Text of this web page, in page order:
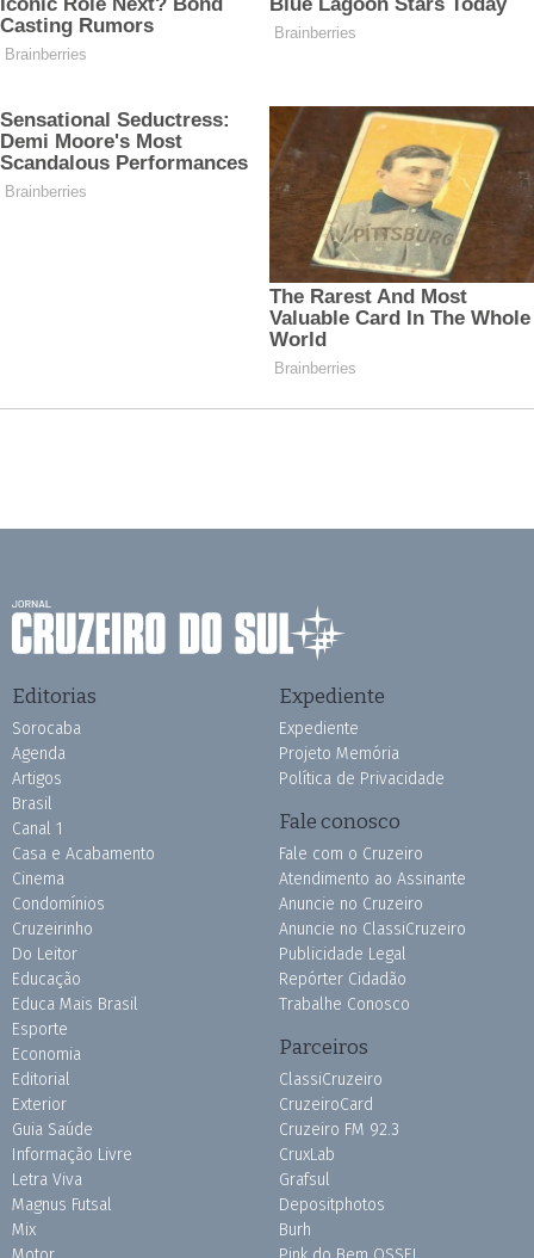
Editorias
Sorocaba
Agenda
Artigos
Brasil
Canal 1
Casa e Acabamento
Cinema
Condomínios
Cruzeirinho
Do Leitor
Educação
Educa Mais Brasil
Esporte
Economia
Editorial
Exterior
Guia Saúde
Informação Livre
Letra Viva
Magnus Futsal
Mix
Expediente
Expediente
Projeto Memória
Política de Privacidade
Fale conosco
Fale com o Cruzeiro
Atendimento ao Assinante
Anuncie no Cruzeiro
Anuncie no ClassiCruzeiro
Publicidade Legal
Repórter Cidadão
Trabalhe Conosco
Parceiros
ClassiCruzeiro
CruzeiroCard
Cruzeiro FM 92.3
CruxLab
Grafsul
Depositphotos
Burh